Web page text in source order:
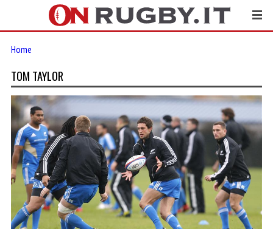
Home
TOM TAYLOR